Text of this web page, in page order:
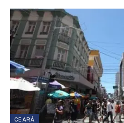
CEARÁ